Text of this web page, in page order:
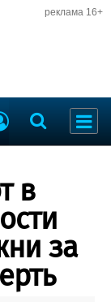
реклама 16+
в
за